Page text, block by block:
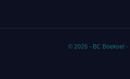
© 2026 - BC Boekoel